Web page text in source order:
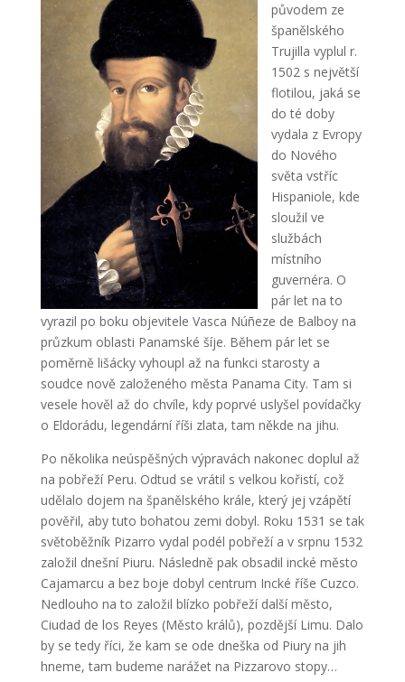
původem ze
španělského
Trujilla vyplul r.
1502 s největší
flotilou, jaká se
do té doby
vydala z Evropy
do Nového
světa vstříc
Hispaniole, kde
sloužil ve
službách
místního
guvernéra. O
pár let na to
vyrazil po boku objevitele Vasca Núñeze de Balboy na
průzkum oblasti Panamské šíje. Během pár let se
poměrně lišácky vyhoupl až na funkci starosty a
soudce nově založeného města Panama City. Tam si
vesele hověl až do chvíle, kdy poprvé uslyšel povídačky
o Eldorádu, legendární říši zlata, tam někde na jihu.
Po několika neúspěšných výpravách nakonec doplul až
na pobřeží Peru. Odtud se vrátil s velkou kořistí, což
udělalo dojem na španělského krále, který jej vzápětí
pověřil, aby tuto bohatou zemi dobyl. Roku 1531 se tak
světoběžník Pizarro vydal podél pobřeží a v srpnu 1532
založil dnešní Piuru. Následně pak obsadil incké město
Cajamarcu a bez boje dobyl centrum Incké říše Cuzco.
Nedlouho na to založil blízko pobřeží další město,
Ciudad de los Reyes (Město králů), pozdější Limu. Dalo
by se tedy říci, že kam se ode dneška od Piury na jih
hneme, tam budeme narážet na Pizzarovo stopy…